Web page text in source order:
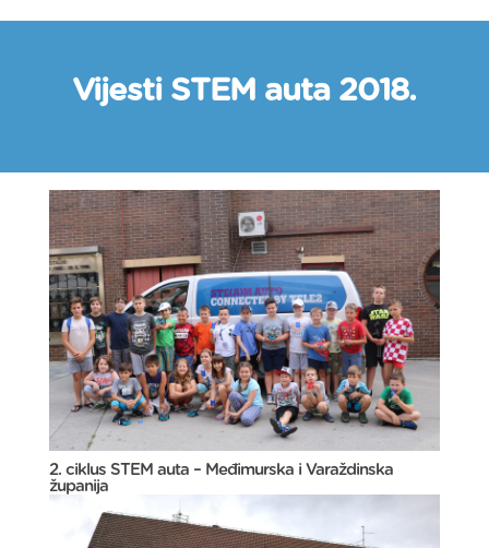
Vijesti STEM auta 2018.
2. ciklus STEM auta – Međimurska i Varaždinska
županija